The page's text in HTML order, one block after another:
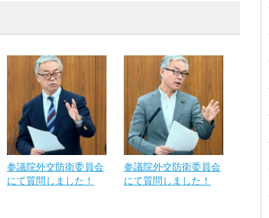
参議院外交防衛委員会
にて質問しました！
参議院外交防衛委員会
にて質問しました！